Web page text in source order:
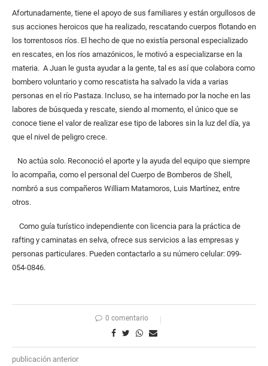
Afortunadamente, tiene el apoyo de sus familiares y están orgullosos de
sus acciones heroicos que ha realizado, rescatando cuerpos flotando en
los torrentosos ríos. El hecho de que no existía personal especializado
en rescates, en los ríos amazónicos, le motivó a especializarse en la
materia. A Juan le gusta ayudar a la gente, tal es así que colabora como
bombero voluntario y como rescatista ha salvado la vida a varias
personas en el río Pastaza. Incluso, se ha internado por la noche en las
labores de búsqueda y rescate, siendo al momento, el único que se
conoce tiene el valor de realizar ese tipo de labores sin la luz del día, ya
que el nivel de peligro crece.
No actúa solo. Reconoció el aporte y la ayuda del equipo que siempre
lo acompaña, como el personal del Cuerpo de Bomberos de Shell,
nombró a sus compañeros William Matamoros, Luis Martínez, entre
otros.
Como guía turístico independiente con licencia para la práctica de
rafting y caminatas en selva, ofrece sus servicios a las empresas y
personas particulares. Pueden contactarlo a su número celular: 099-
054-0846.
0 comentario
publicación anterior